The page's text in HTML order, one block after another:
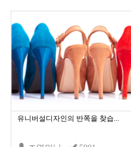
유니버설디자인의 반쪽을 찾습...